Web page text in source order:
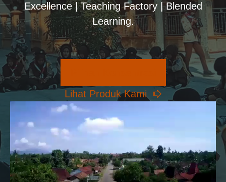
Excellence | Teaching Factory | Blended
Learning.
Lihat Produk Kami